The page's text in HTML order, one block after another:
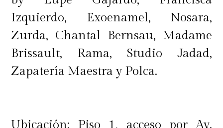
Izquierdo, Exoenamel, Nosara,
Zurda, Chantal Bernsau, Madame
Brissault, Rama, Studio Jadad,
Zapatería Maestra y Polca.
Ubicación: Piso 1, acceso por Av.